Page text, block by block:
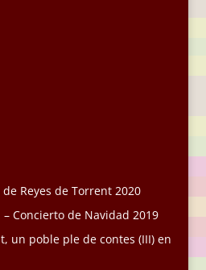
Reyes de Torrent 2020
Concierto de Navidad 2019
un poble ple de contes (III) en